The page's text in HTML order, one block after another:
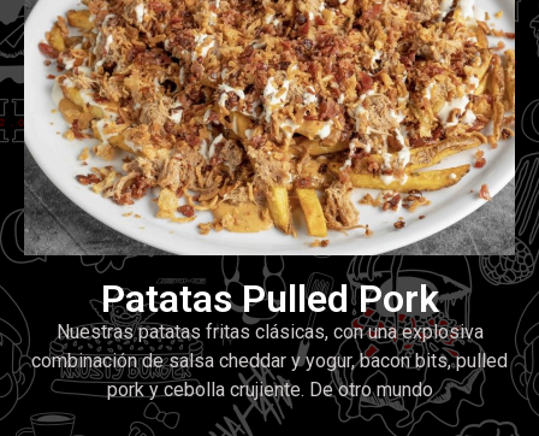
Patatas Pulled Pork
Nuestras patatas fritas clásicas, con una explosiva
combinación de salsa cheddar y yogur, bacon bits, pulled
pork y cebolla crujiente. De otro mundo